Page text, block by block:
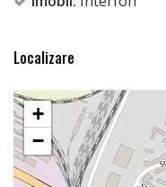
Localizare
+
−